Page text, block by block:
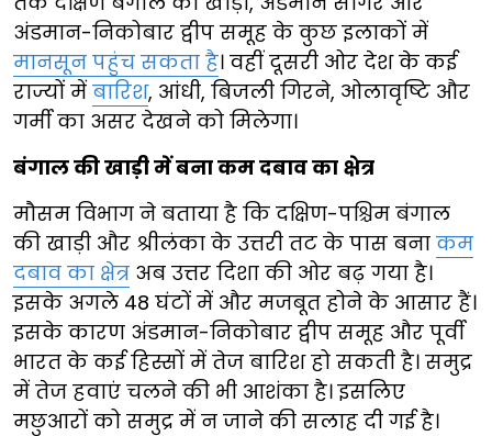
अंडमान-निकोबार द्वीप समूह के कुछ इलाकों में
मानसून पहुंच सकता है। वहीं दूसरी ओर देश के कई
राज्यों में बारिश, आंधी, बिजली गिरने, ओलावृष्टि और
गर्मी का असर देखने को मिलेगा।
बंगाल की खाड़ी में बना कम दबाव का क्षेत्र
मौसम विभाग ने बताया है कि दक्षिण-पश्चिम बंगाल
की खाड़ी और श्रीलंका के उत्तरी तट के पास बना कम
दबाव का क्षेत्र अब उत्तर दिशा की ओर बढ़ गया है।
इसके अगले 48 घंटों में और मजबूत होने के आसार हैं।
इसके कारण अंडमान-निकोबार द्वीप समूह और पूर्वी
भारत के कई हिस्सों में तेज बारिश हो सकती है। समुद्र
में तेज हवाएं चलने की भी आशंका है। इसलिए
मछुआरों को समुद्र में न जाने की सलाह दी गई है।